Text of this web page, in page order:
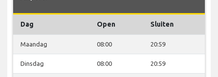
Dag Open Sluiten
Maandag 08:00 20:59
Dinsdag 08:00 20:59